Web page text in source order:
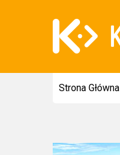
Strona Główna